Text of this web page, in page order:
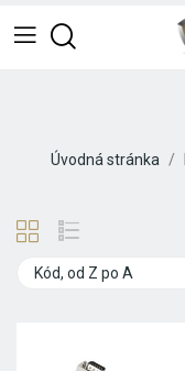
Úvodná stránka
Kód, od Z po A